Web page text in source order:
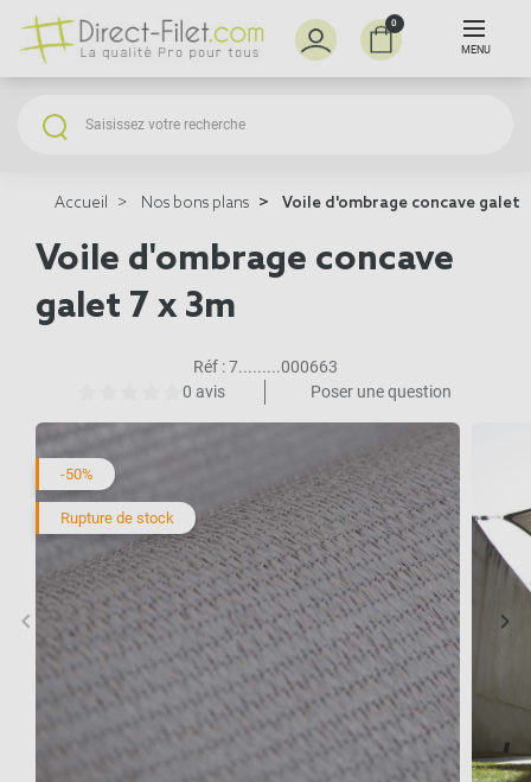
0
MENU
Accueil Nos bons plans Voile d'ombrage concave galet
Voile d'ombrage concave
galet 7 x 3m
Réf :7.........000663
0 avis
Poser une question
-50%
Rupture de stock
Précédent
keyboard_arrow_left keyboard_arrow_right